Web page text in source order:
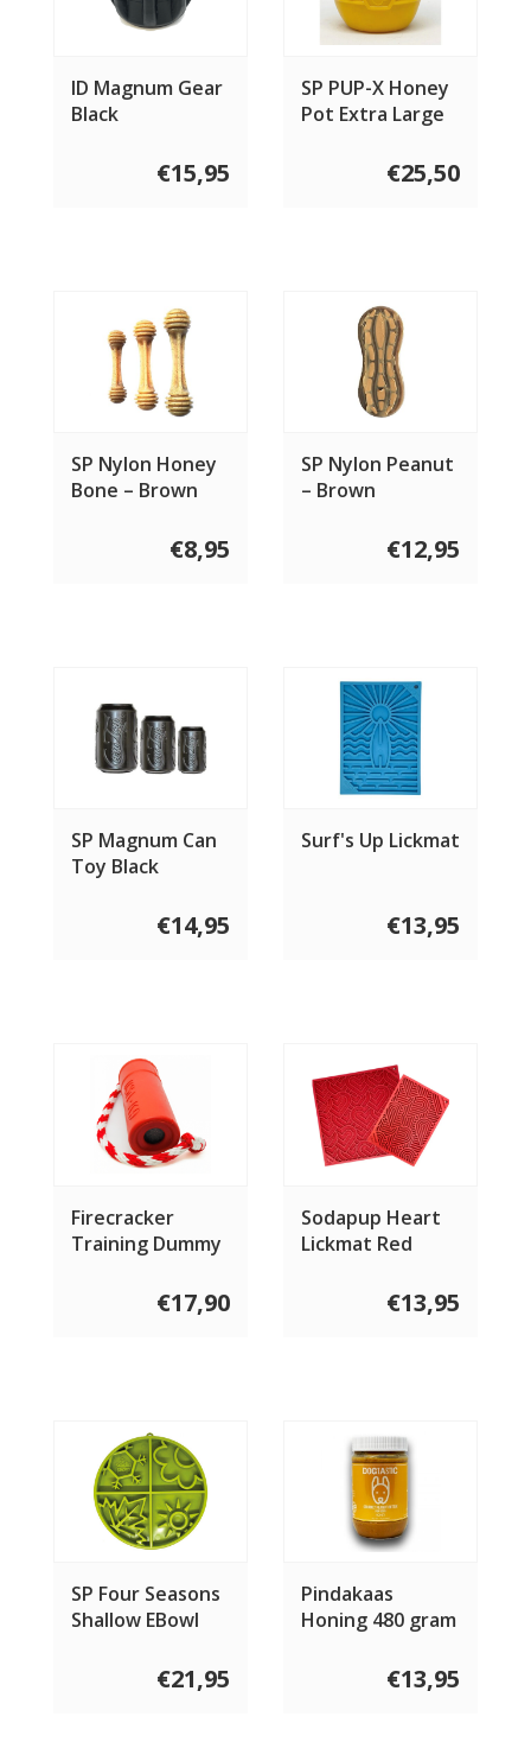
ID Magnum Gear
Black
€15,95
SP PUP-X Honey
Pot Extra Large
€25,50
SP Nylon Honey
Bone – Brown
€8,95
SP Nylon Peanut
– Brown
€12,95
SP Magnum Can
Toy Black
€14,95
Surf's Up Lickmat
€13,95
Firecracker
Training Dummy
€17,90
Sodapup Heart
Lickmat Red
€13,95
SP Four Seasons
Shallow EBowl
€21,95
Pindakaas
Honing 480 gram
€13,95